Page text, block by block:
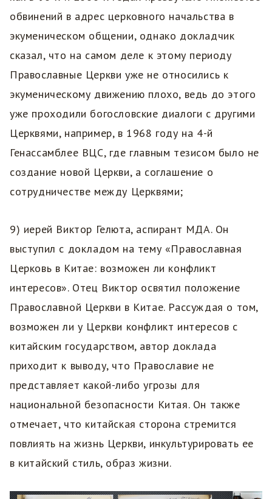
обвинений в адрес церковного начальства в
экуменическом общении, однако докладчик
сказал, что на самом деле к этому периоду
Православные Церкви уже не относились к
экуменическому движению плохо, ведь до этого
уже проходили богословские диалоги с другими
Церквями, например, в 1968 году на 4-й
Генассамблее ВЦС, где главным тезисом было не
создание новой Церкви, а соглашение о
сотрудничестве между Церквями;
9) иерей Виктор Гелюта, аспирант МДА. Он
выступил с докладом на тему «Православная
Церковь в Китае: возможен ли конфликт
интересов». Отец Виктор освятил положение
Православной Церкви в Китае. Рассуждая о том,
возможен ли у Церкви конфликт интересов с
китайским государством, автор доклада
приходит к выводу, что Православие не
представляет какой-либо угрозы для
национальной безопасности Китая. Он также
отмечает, что китайская сторона стремится
повлиять на жизнь Церкви, инкультурировать ее
в китайский стиль, образ жизни.